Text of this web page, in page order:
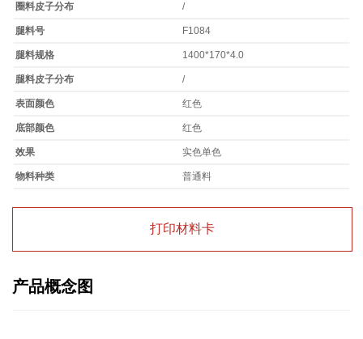
圈料皮子分布 /
腿料号 F1084
腿料规格 1400*170*4.0
腿料皮子分布 /
表面颜色 红色
底部颜色 红色
效果 实色单色
物料种类 普通料
打印材料卡
产品概念图